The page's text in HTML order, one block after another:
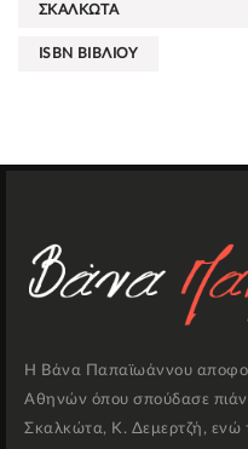
ΣΚΑΛΚΩΤΑ
ISBN ΒΙΒΛΙΟΥ
Η Βάνα Παπαϊωάννου
Αθηνών όπου σπούδασε
Σκαλκώτα, Κ. Δεμερτζή, ενώ